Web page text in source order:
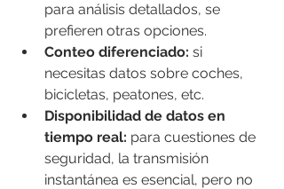
para análisis detallados, se
prefieren otras opciones.
Conteo diferenciado: si
necesitas datos sobre coches,
bicicletas, peatones, etc.
Disponibilidad de datos en
tiempo real: para cuestiones de
seguridad, la transmisión
instantánea es esencial, pero no